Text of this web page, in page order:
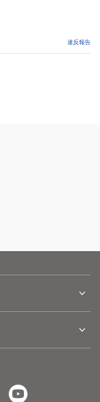
違反報告